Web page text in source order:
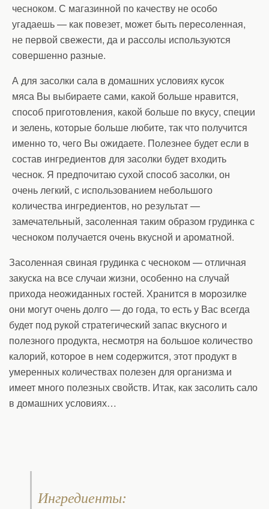
чесноком. С магазинной по качеству не особо
угадаешь — как повезет, может быть пересоленная,
не первой свежести, да и рассолы используются
совершенно разные.
А для засолки сала в домашних условиях кусок
мяса Вы выбираете сами, какой больше нравится,
способ приготовления, какой больше по вкусу, специи
и зелень, которые больше любите, так что получится
именно то, чего Вы ожидаете. Полезнее будет если в
состав ингредиентов для засолки будет входить
чеснок. Я предпочитаю сухой способ засолки, он
очень легкий, с использованием небольшого
количества ингредиентов, но результат —
замечательный, засоленная таким образом грудинка с
чесноком получается очень вкусной и ароматной.
Засоленная свиная грудинка с чесноком — отличная
закуска на все случаи жизни, особенно на случай
прихода неожиданных гостей. Хранится в морозилке
они могут очень долго — до года, то есть у Вас всегда
будет под рукой стратегический запас вкусного и
полезного продукта, несмотря на большое количество
калорий, которое в нем содержится, этот продукт в
умеренных количествах полезен для организма и
имеет много полезных свойств. Итак, как засолить сало
в домашних условиях…
Ингредиенты: